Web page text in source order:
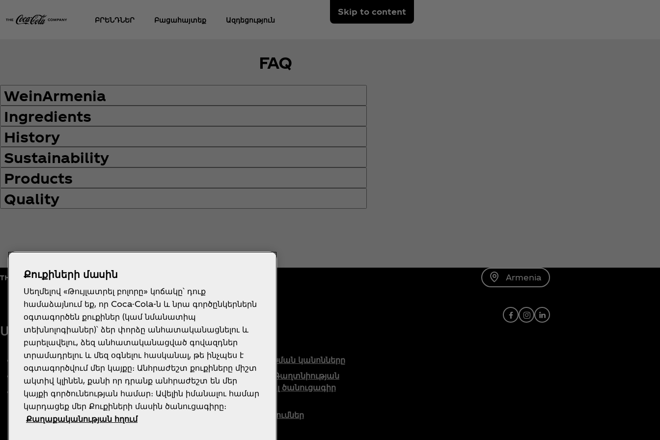
Skip to content
ԲՐԵՆԴՆԵՐ Բացահայտեք Ազդեցություն
FAQ
WeinArmenia
Ingredients
History
Sustainability
Products
Quality
Armenia
Մեր մասին
Մեր ընկերությունը
պատմությունը
Աշխատանք
Օգնությո՞ւն է պետք
ՀՏՀ
Կայքի քարտեզ
ԿԱՊ ՄԵԶ ՀԵՏ
օրինական
Օգտագործման կանոնները
Սպառողի Գաղտնիության
վերաբերյալ ծանուցագիր
կարգավորումներ
Facebook
Instagram
Linkedin
Քուքիների մասին
Սեղմելով «Թույլատրել բոլորը» կոճակը՝ դուք
համաձայնում եք, որ Coca-Cola-ն և նրա գործընկերներն
օգտագործեն քուքիներ (կամ նմանատիպ
տեխնոլոգիաներ)՝ ձեր փորձը անհատականացնելու և
բարելավելու, ձեզ անհատականացված գովազդներ
տրամադրելու և մեզ օգնելու հասկանալ, թե ինչպես է
օգտագործվում մեր կայքը։ Անհրաժեշտ քուքիները միշտ
ակտիվ կլինեն, քանի որ դրանք անհրաժեշտ են մեր
կայքի գործունեության համար։ Ավելին իմանալու համար
կարդացեք մեր Քուքիների մասին ծանուցագիրը։
Քաղաքականության հղում